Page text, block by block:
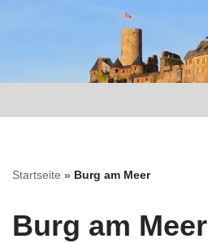
springen
Startseite » Burg am Meer
Burg am Meer